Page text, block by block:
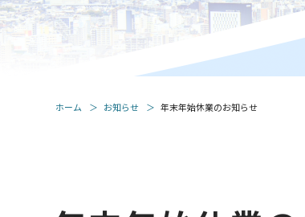
ホーム お知らせ 年末年始休業のお知らせ